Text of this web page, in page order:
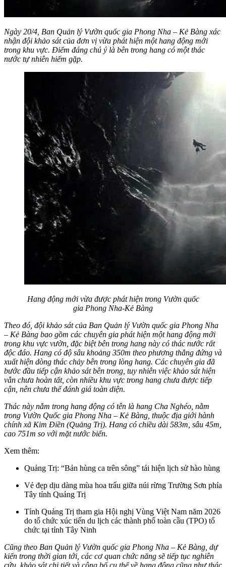
Ngày 20/4, Ban Quản lý Vườn quốc gia Phong Nha – Kẻ Bàng xác
nhận đội khảo sát của đơn vị vừa phát hiện một hang động mới
trong khu vực. Điểm đáng chú ý là bên trong hang có một thác
nước tự nhiên hiếm gặp.
Hang động mới vừa được phát hiện trong Vườn quốc
gia Phong Nha-Kẻ Bàng
Theo đó, đội khảo sát của Ban Quản lý Vườn quốc gia Phong Nha
– Kẻ Bàng bao gồm các chuyên gia phát hiện một hang động mới
trong khu vực vườn, đặc biệt bên trong hang này có thác nước rất
độc đáo. Hang có độ sâu khoảng 350m theo phương thẳng đứng và
xuất hiện dòng thác chảy bên trong lòng hang. Các chuyên gia đã
bước đầu tiếp cận khảo sát bên trong, tuy nhiên việc khảo sát hiện
vẫn chưa hoàn tất, còn nhiều khu vực trong hang chưa được tiếp
cận, nên chưa thể đánh giá toàn diện.
Thác này nằm trong hang động có tên là hang Cha Nghéo, nằm
trong Vườn Quốc gia Phong Nha – Kẻ Bàng, thuộc địa giới hành
chính xã Kim Điền (Quảng Trị). Hang có chiều dài 583m, sâu 45m,
cao 751m so với mặt nước biển.
Xem thêm:
Quảng Trị: “Bản hùng ca trên sông” tái hiện lịch sử hào hùng
Vẻ đẹp dịu dàng mùa hoa trẩu giữa núi rừng Trường Sơn phía
Tây tỉnh Quảng Trị
Tỉnh Quảng Trị tham gia Hội nghị Vùng Việt Nam năm 2026
do tổ chức xúc tiến du lịch các thành phố toàn cầu (TPO) tổ
chức tại tỉnh Tây Ninh
Cũng theo Ban Quản lý Vườn quốc gia Phong Nha – Kẻ Bàng, dự
kiến trong thời gian tới, các cơ quan chức năng sẽ tiếp tục nghiên
cứu, khảo sát chi tiết và công bố cụ thể về hang động cũng như thác